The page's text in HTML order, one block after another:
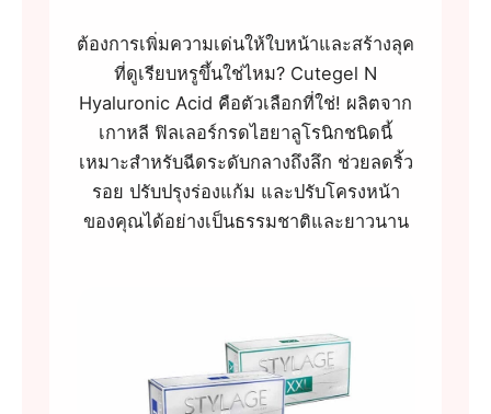
ต้องการเพิ่มความเด่นให้ใบหน้าและสร้างลุค
ที่ดูเรียบหรูขึ้นใช่ไหม? Cutegel N
Hyaluronic Acid คือตัวเลือกที่ใช่! ผลิตจาก
เกาหลี ฟิลเลอร์กรดไฮยาลูโรนิกชนิดนี้
เหมาะสำหรับฉีดระดับกลางถึงลึก ช่วยลดริ้ว
รอย ปรับปรุงร่องแก้ม และปรับโครงหน้า
ของคุณได้อย่างเป็นธรรมชาติและยาวนาน